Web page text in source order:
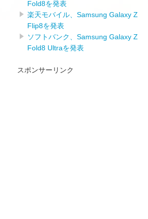
Fold8を発表
楽天モバイル、Samsung Galaxy Z
Flip8を発表
ソフトバンク、Samsung Galaxy Z
Fold8 Ultraを発表
スポンサーリンク